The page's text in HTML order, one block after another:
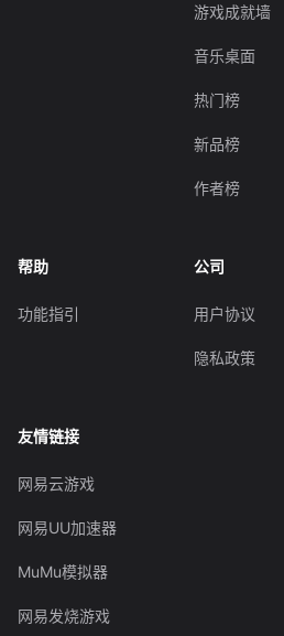
游戏成就墙
音乐桌面
热门榜
新品榜
作者榜
帮助
功能指引
公司
用户协议
隐私政策
友情链接
网易云游戏
网易UU加速器
MuMu模拟器
网易发烧游戏